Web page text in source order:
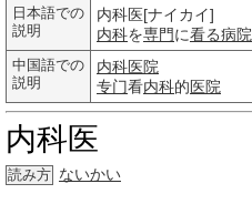
日本語での
説明
内科医[ナイカイ]
内科を専門に看る病院
中国語での
説明
内科医院
专门看内科的医院
内科医
読み方 ないかい